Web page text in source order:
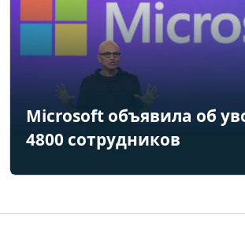
Microsoft объявила об
4800 сотрудников